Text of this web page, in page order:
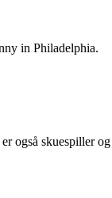
in Philadelphia.
også skuespiller